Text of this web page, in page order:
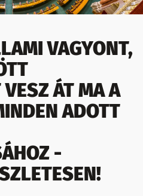
VAGYONT,
ÁT MA A
ADOTT
-